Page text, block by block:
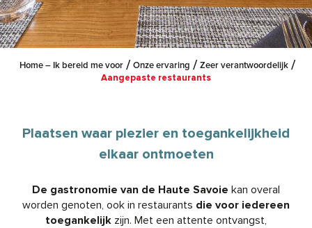
Home – Ik bereid me voor Onze ervaring
Zeer verantwoordelijk
Aangepaste restaurants
Plaatsen waar plezier en toegankelijkheid
elkaar ontmoeten
De gastronomie van de Haute Savoie kan overal
worden genoten, ook in restaurants die voor iedereen
toegankelijk zijn. Met een attente ontvangst,